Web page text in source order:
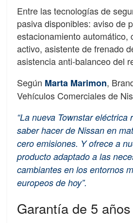
Entre las tecnologías de
pasiva disponibles: aviso de
estacionamiento automático,
activo, asistente de frenado
asistencia anti-balanceo del
Según Marta Marimon,
Vehículos Comerciales de
“La nueva Townstar eléctrica
saber hacer de Nissan en
cero emisiones. Y ofrece a
producto adaptado a las
cambiantes en los entornos
europeos de hoy”.
Garantía de 5 años